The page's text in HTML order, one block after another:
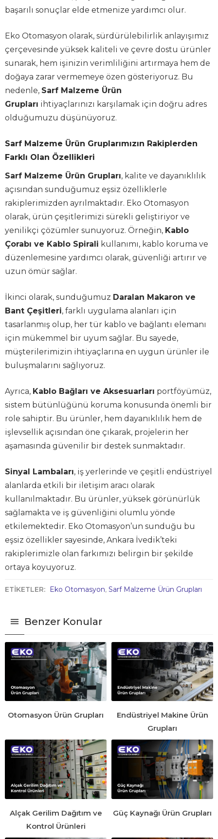
başarılı sonuçlar elde etmenize yardımcı olur.
Eko Otomasyon olarak, sürdürülebilirlik anlayışımız
çerçevesinde yüksek kaliteli ve çevre dostu ürünler
sunarak, hem işinizin verimliliğini artırmaya hem de
doğaya zarar vermemeye özen gösteriyoruz. Bu
nedenle, Sarf Malzeme Ürün
Grupları ihtiyaçlarınızı karşılamak için doğru adres
olduğumuzu düşünüyoruz.
Sarf Malzeme Ürün Gruplarımızın Rakiplerden
Farklı Olan Özellikleri
Sarf Malzeme Ürün Grupları, kalite ve dayanıklılık
açısından sunduğumuz eşsiz özelliklerle
rakiplerimizden ayrılmaktadır. Eko Otomasyon
olarak, ürün çeşitlerimizi sürekli geliştiriyor ve
yenilikçi çözümler sunuyoruz. Örneğin, Kablo
Çorabı ve Kablo Spirali kullanımı, kablo koruma ve
düzenlemesine yardımcı olarak, güvenliği artırır ve
uzun ömür sağlar.
İkinci olarak, sunduğumuz Daralan Makaron ve
Bant Çeşitleri, farklı uygulama alanları için
tasarlanmış olup, her tür kablo ve bağlantı elemanı
için mükemmel bir uyum sağlar. Bu sayede,
müşterilerimizin ihtiyaçlarına en uygun ürünler ile
buluşmalarını sağlıyoruz.
Ayrıca, Kablo Bağları ve Aksesuarları portföyümüz,
sistem bütünlüğünü koruma konusunda önemli bir
role sahiptir. Bu ürünler, hem dayanıklılık hem de
işlevsellik açısından öne çıkarak, projelerin her
aşamasında güvenilir bir destek sunmaktadır.
Sinyal Lambaları, iş yerlerinde ve çeşitli endüstriyel
alanlarda etkili bir iletişim aracı olarak
kullanılmaktadır. Bu ürünler, yüksek görünürlük
sağlamakta ve iş güvenliğini olumlu yönde
etkilemektedir. Eko Otomasyon’un sunduğu bu
eşsiz özellikler sayesinde, Ankara İvedik’teki
rakiplerimizle olan farkımızı belirgin bir şekilde
ortaya koyuyoruz.
ETİKETLER: Eko Otomasyon, Sarf Malzeme Ürün Grupları
Benzer Konular
Otomasyon Ürün Grupları
Endüstriyel Makine Ürün
Grupları
Alçak Gerilim Dağıtım ve
Kontrol Ürünleri
Güç Kaynağı Ürün Grupları